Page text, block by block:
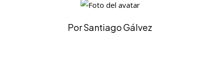
Por Santiago Gálvez